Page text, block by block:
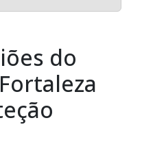
do